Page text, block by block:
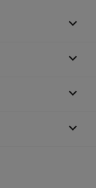



keyboard_arrow_down